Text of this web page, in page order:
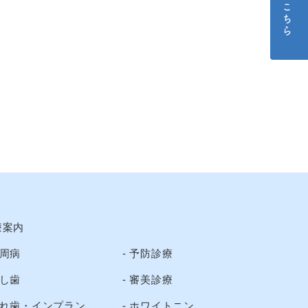
内
病
歯
歯・インプラン
予防診療
審美診療
ホワイトニン